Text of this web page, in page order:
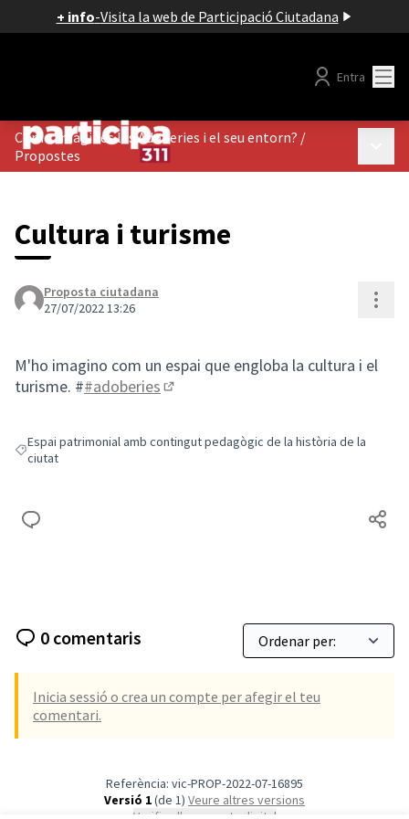
+ info-Visita la web de Participació Ciutadana
Entra
Com t'imagines les Adoberies i el seu entorn? /
Propostes
Cultura i turisme
Proposta ciutadana
27/07/2022 13:26
M'ho imagino com un espai que engloba la cultura i el
turisme. ##adoberies
Resultats en filtrar per: Espai patrimonial amb contingut pedagògic de
Espai patrimonial amb contingut pedagògic de la història de la
ciutat
0 comentaris
Inicia sessió o crea un compte per afegir el teu
comentari.
Referència: vic-PROP-2022-07-16895
Versió 1(de 1)
veure altres versions